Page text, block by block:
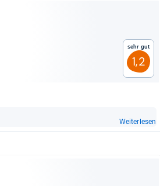
Sehr gut
1,2
Weiterlesen